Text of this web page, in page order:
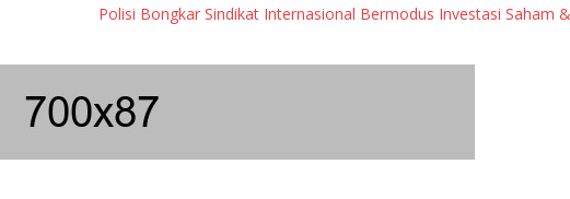
Polisi Bongkar Sindikat Internasional Bermodus Investasi Saham & Kripto